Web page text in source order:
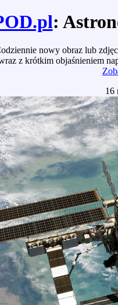
:
nowy obraz lub
z krótkim objaśnieniem
16